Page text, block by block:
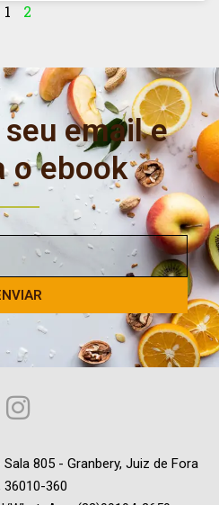
1 2
email e
o ebook
805 - Granbery, Juiz de Fora
36010-360